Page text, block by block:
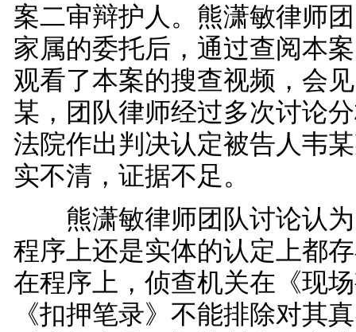
案二审辩护人。熊潇敏律师
家属的委托后，通过查阅本
观看了本案的搜查视频，会
某，团队律师经过多次讨论
法院作出判决认定被告人韦
实不清，证据不足。
熊潇敏律师团队讨论认为
程序上还是实体的认定上都
在程序上，侦查机关在《现
《扣押笔录》不能排除对其